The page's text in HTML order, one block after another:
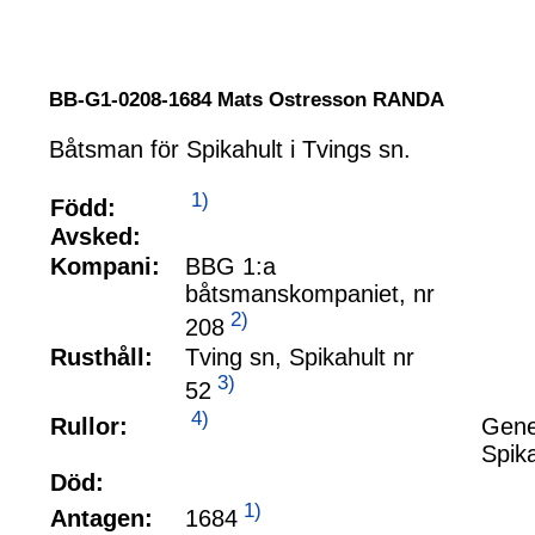
BB-G1-0208-1684 Mats Ostresson RANDA
Båtsman för Spikahult i Tvings sn.
Född: 1)
Avsked:
Kompani:
BBG 1:a
båtsmanskompaniet, nr
208 2)
Rusthåll:
Tving sn, Spikahult nr
52 3)
Rullor: 4)
Död:
Antagen:
1684 1)